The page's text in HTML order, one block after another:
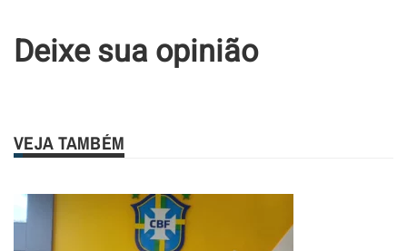
Deixe sua opinião
VEJA TAMBÉM